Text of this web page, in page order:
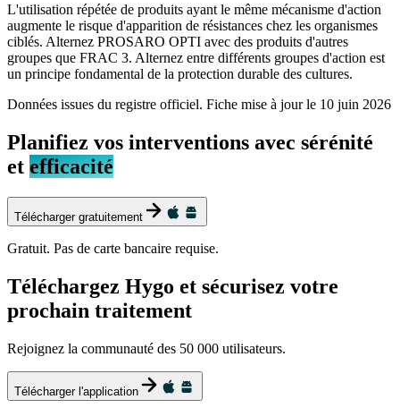
L'utilisation répétée de produits ayant le même mécanisme d'action
augmente le risque d'apparition de résistances chez les organismes
ciblés. Alternez PROSARO OPTI avec des produits d'autres
groupes que FRAC 3. Alternez entre différents groupes d'action est
un principe fondamental de la protection durable des cultures.
Données issues du registre officiel. Fiche mise à jour le 10 juin 2026
Planifiez vos interventions avec sérénité
et efficacité
Télécharger gratuitement
Gratuit. Pas de carte bancaire requise.
Téléchargez Hygo et sécurisez votre
prochain traitement
Rejoignez la communauté des 50 000 utilisateurs.
Télécharger l'application